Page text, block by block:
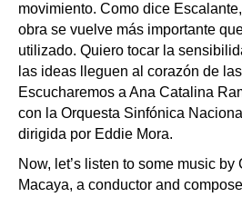
movimiento. Como dice
obra se vuelve más importante
utilizado. Quiero tocar la
las ideas lleguen al corazón de
Escucharemos a Ana Catalina
con la Orquesta Sinfónica
dirigida por Eddie Mora.
Now, let’s listen to some music
Macaya, a conductor and